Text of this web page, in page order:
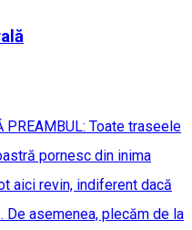
PREAMBUL: Toate traseele
pornesc din inima
aici revin, indiferent dacă
De asemenea, plecăm de la